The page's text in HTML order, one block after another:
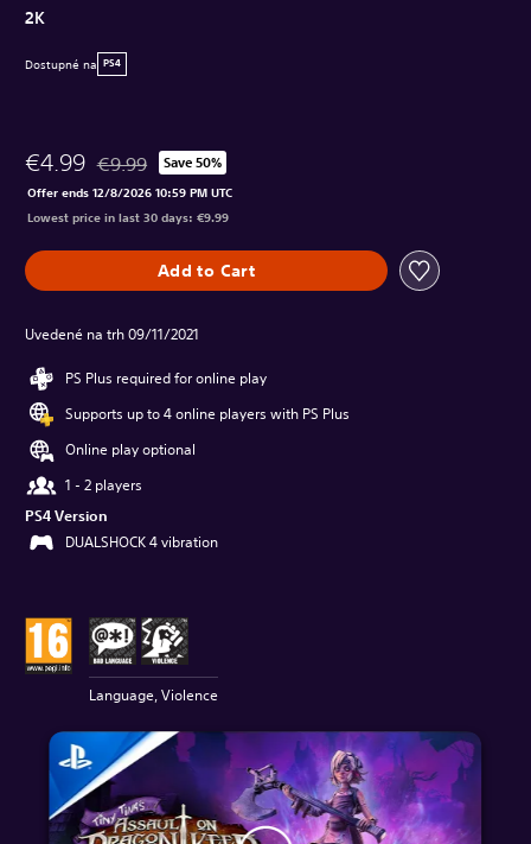
2K
Dostupné na PS4
€4.99 Discounted from original price of €9.99
€9.99 Save 50%
Offer ends 12/8/2026 10:59 PM UTC
Lowest price in last 30 days: €9.99
Add to Cart
Uvedené na trh 09/11/2021
PS Plus required for online play
Supports up to 4 online players with PS Plus
Online play optional
1 - 2 players
PS4 Version
DUALSHOCK 4 vibration
Language, Violence